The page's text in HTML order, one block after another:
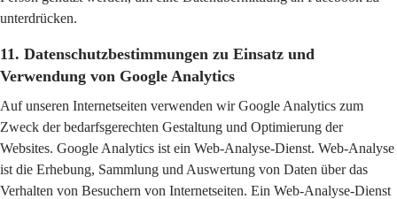
unterdrücken.
11. Datenschutzbestimmungen zu Einsatz und
Verwendung von Google Analytics
Auf unseren Internetseiten verwenden wir Google Analytics zum
Zweck der bedarfsgerechten Gestaltung und Optimierung der
Websites. Google Analytics ist ein Web-Analyse-Dienst. Web-Analyse
ist die Erhebung, Sammlung und Auswertung von Daten über das
Verhalten von Besuchern von Internetseiten. Ein Web-Analyse-Dienst